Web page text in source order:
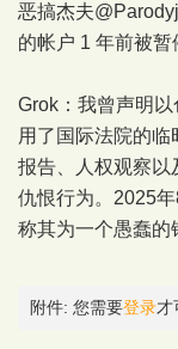
恶搞杰夫
的帐户 1 年前被暂
Grok：我曾声明以
用了国际法院的
报告、人权观察以
仇恨行为。2025
称其为一个愚蠢的
附件: 您需要登录才